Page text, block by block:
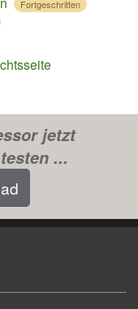
Fortgeschritten
jetzt
testen ...